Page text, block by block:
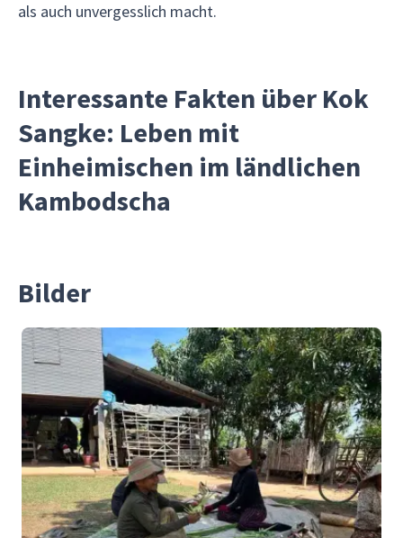
als auch unvergesslich macht.
Interessante Fakten über Kok
Sangke: Leben mit
Einheimischen im ländlichen
Kambodscha
Bilder